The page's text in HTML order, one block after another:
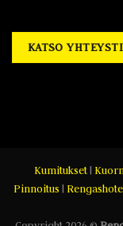
KATSO
Kumitukset|
Pinnoitus |